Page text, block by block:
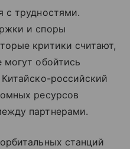
с трудностями.
и споры
критики считают,
могут обойтись
российский
ресурсов
партнерами.
станций